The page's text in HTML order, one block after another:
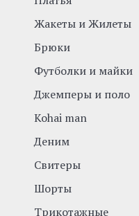
Жакеты и Жилеты
Брюки
Футболки и майки
Джемперы и поло
Kohai man
Деним
Свитеры
Шорты
Трикотажные